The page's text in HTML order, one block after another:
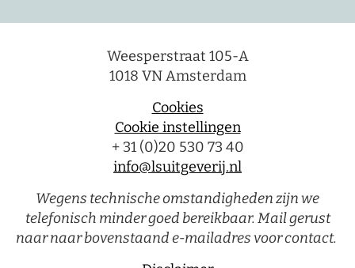
Weesperstraat 105-A
1018 VN Amsterdam
Cookies
Cookie instellingen
+ 31 (0)20 530 73 40
info@lsuitgeverij.nl
Wegens technische omstandigheden zijn we
telefonisch minder goed bereikbaar. Mail gerust
naar naar bovenstaand e-mailadres voor contact.